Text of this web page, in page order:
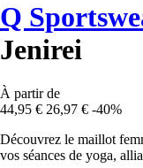
Q
Jenirei
À partir de
44,95 € 26,97 € -40%
Découvrez le maillot
vos séances de yoga,